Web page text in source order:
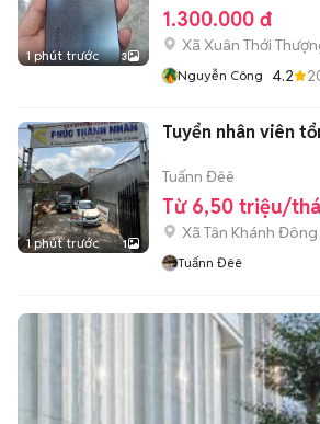
1 phút trước 3
1.300.000 đ
Xã Xuân Thới
Nguyễn Công 4.2
1 phút trước 1
Tuyển nhân viên
Tuấnn Đêê
Từ 6,50 triệu/
Xã Tân Khánh Đông
Tuấnn Đêê